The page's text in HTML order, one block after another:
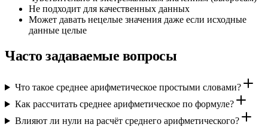
Не подходит для качественных данных
Может давать нецелые значения даже если исходные
данные целые
Часто задаваемые вопросы
Что такое среднее арифметическое простыми словами?
Как рассчитать среднее арифметическое по формуле?
Влияют ли нули на расчёт среднего арифметического?